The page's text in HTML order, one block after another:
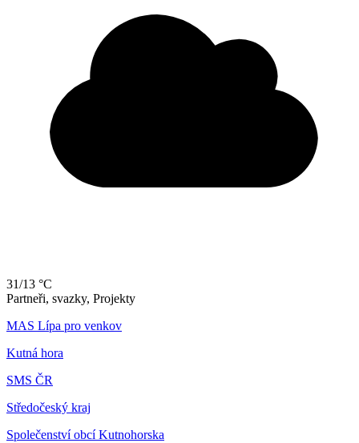
31/13 °C
Partneři, svazky, Projekty
MAS Lípa pro venkov
Kutná hora
SMS ČR
Středočeský kraj
Společenství obcí Kutnohorska